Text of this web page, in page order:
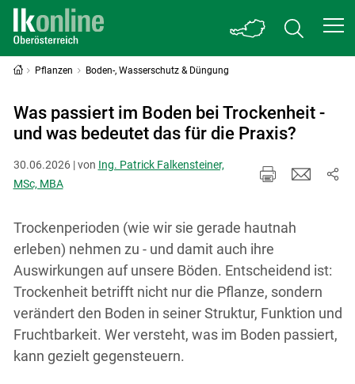
Pflanzen Boden-, Wasserschutz & Düngung
Was passiert im Boden bei Trockenheit -
und was bedeutet das für die Praxis?
30.06.2026 | von Ing. Patrick Falkensteiner,
MSc, MBA
Trockenperioden (wie wir sie gerade hautnah
erleben) nehmen zu - und damit auch ihre
Auswirkungen auf unsere Böden. Entscheidend ist:
Trockenheit betrifft nicht nur die Pflanze, sondern
verändert den Boden in seiner Struktur, Funktion und
Fruchtbarkeit. Wer versteht, was im Boden passiert,
kann gezielt gegensteuern.